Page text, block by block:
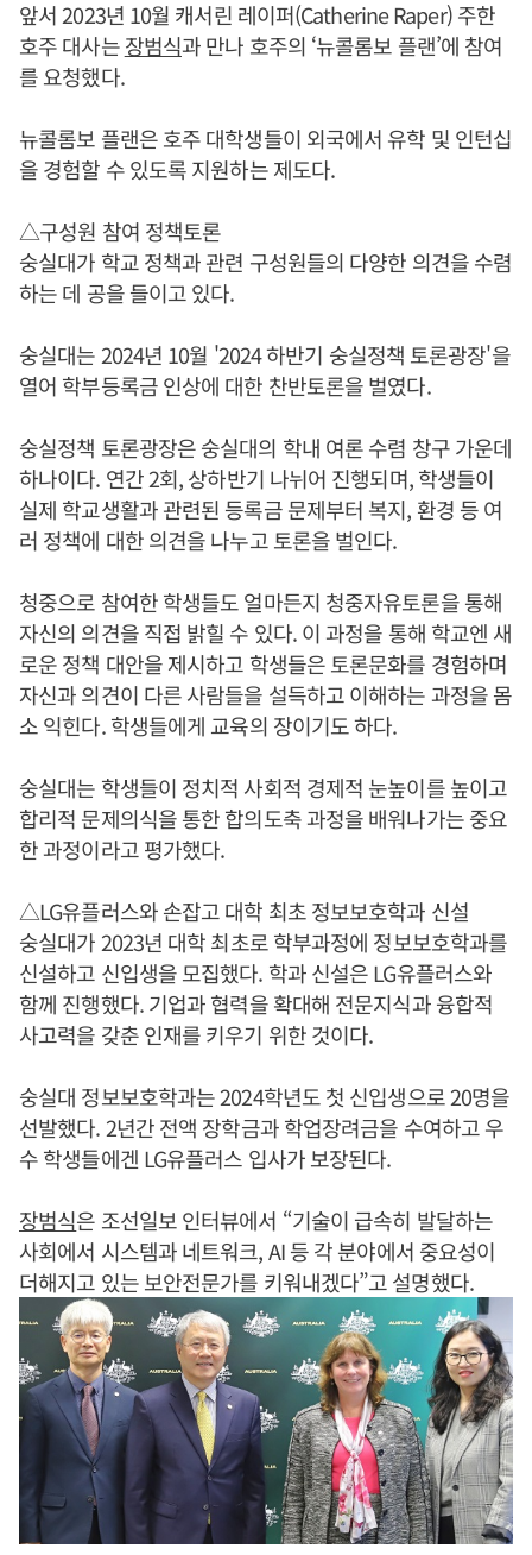
앞서 2023년 10월 캐서린 레이퍼(Catherine Raper) 주한
호주 대사는장범식과 만나 호주의 ‘뉴콜롬보 플랜’에 참여
를 요청했다.
뉴콜롬보 플랜은 호주 대학생들이 외국에서 유학 및 인턴십
을 경험할 수 있도록 지원하는 제도다.
△구성원 참여 정책토론
숭실대가 학교 정책과 관련 구성원들의 다양한 의견을 수렴
하는 데 공을 들이고 있다.
숭실대는 2024년 10월 '2024 하반기 숭실정책 토론광장'을
열어 학부등록금 인상에 대한 찬반토론을 벌였다.
숭실정책 토론광장은 숭실대의 학내 여론 수렴 창구 가운데
하나이다. 연간 2회, 상하반기 나뉘어 진행되며, 학생들이
실제 학교생활과 관련된 등록금 문제부터 복지, 환경 등 여
러 정책에 대한 의견을 나누고 토론을 벌인다.
청중으로 참여한 학생들도 얼마든지 청중자유토론을 통해
자신의 의견을 직접 밝힐 수 있다. 이 과정을 통해 학교엔 새
로운 정책 대안을 제시하고 학생들은 토론문화를 경험하며
자신과 의견이 다른 사람들을 설득하고 이해하는 과정을 몸
소 익힌다. 학생들에게 교육의 장이기도 하다.
숭실대는 학생들이 정치적 사회적 경제적 눈높이를 높이고
합리적 문제의식을 통한 합의도축 과정을 배워나가는 중요
한 과정이라고 평가했다.
△LG유플러스와 손잡고 대학 최초 정보보호학과 신설
숭실대가 2023년 대학 최초로 학부과정에 정보보호학과를
신설하고 신입생을 모집했다. 학과 신설은 LG유플러스와
함께 진행했다. 기업과 협력을 확대해 전문지식과 융합적
사고력을 갖춘 인재를 키우기 위한 것이다.
숭실대 정보보호학과는 2024학년도 첫 신입생으로 20명을
선발했다. 2년간 전액 장학금과 학업장려금을 수여하고 우
수 학생들에겐 LG유플러스 입사가 보장된다.
장범식은 조선일보 인터뷰에서 “기술이 급속히 발달하는
사회에서 시스템과 네트워크, AI 등 각 분야에서 중요성이
더해지고 있는 보안전문가를 키워내겠다”고 설명했다.